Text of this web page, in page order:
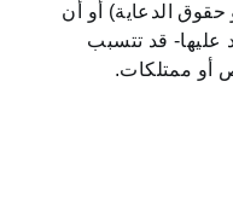
حقوق الدعاية) أو أن
عليها- قد تتسبب
أو ممتلكات.